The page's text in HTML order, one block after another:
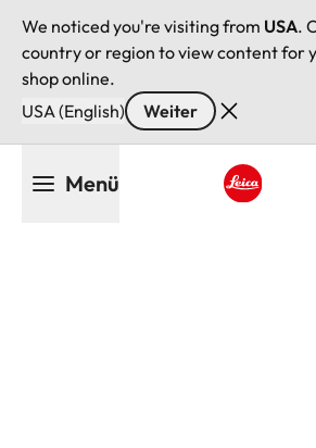
We noticed you're visiting from USA.
country or region to view content for
shop online.
USA (English)
Weiter
Menü